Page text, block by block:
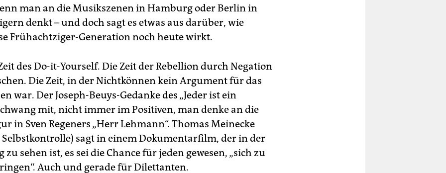
man an die Musikszenen in Hamburg oder Berlin in
denkt – und doch sagt es etwas aus darüber, wie
Frühachtziger-Generation noch heute wirkt.
des Do-it-Yourself. Die Zeit der Rebellion durch Negation
Die Zeit, in der Nichtkönnen kein Argument für das
war. Der Joseph-Beuys-Gedanke des „Jeder ist ein
mit, nicht immer im Positiven, man denke an die
in Sven Regeners „Herr Lehmann“. Thomas Meinecke
sagt in einem Dokumentarfilm, der in der
zu sehen ist, es sei die Chance für jeden gewesen, „sich zu
Auch und gerade für Dilettanten.